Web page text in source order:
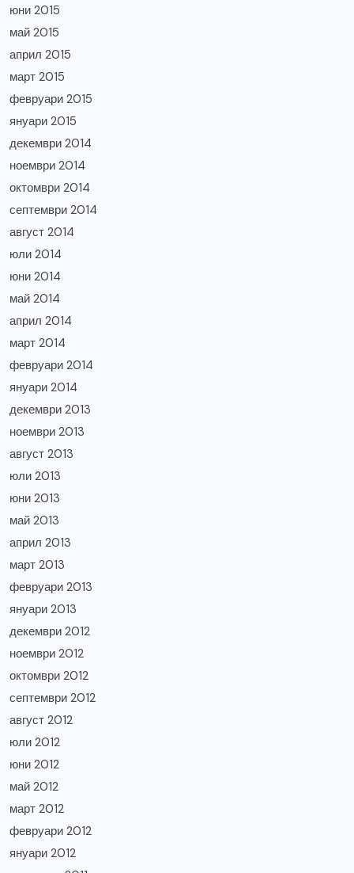
юни 2015
май 2015
април 2015
март 2015
февруари 2015
януари 2015
декември 2014
ноември 2014
октомври 2014
септември 2014
август 2014
юли 2014
юни 2014
май 2014
април 2014
март 2014
февруари 2014
януари 2014
декември 2013
ноември 2013
август 2013
юли 2013
юни 2013
май 2013
април 2013
март 2013
февруари 2013
януари 2013
декември 2012
ноември 2012
октомври 2012
септември 2012
август 2012
юли 2012
юни 2012
май 2012
март 2012
февруари 2012
януари 2012